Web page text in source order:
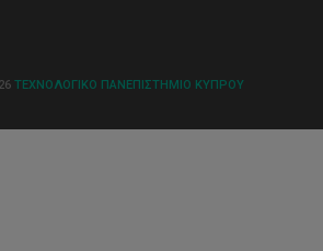
ΤΕΧΝΟΛΟΓΙΚΟ ΠΑΝΕΠΙΣΤΗΜΙΟ ΚΥΠΡΟΥ